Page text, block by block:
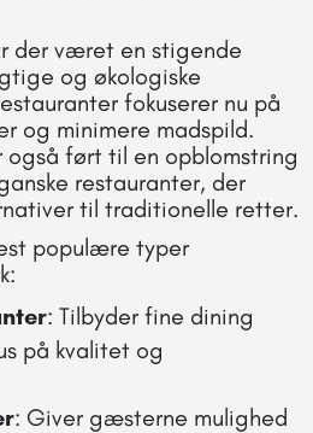
der været en stigende
og økologiske
fokuserer nu på
og minimere madspild.
også ført til en opblomstring
restauranter, der
til traditionelle retter.
populære typer
: Tilbyder fine dining
på kvalitet og
: Giver gæsterne mulighed